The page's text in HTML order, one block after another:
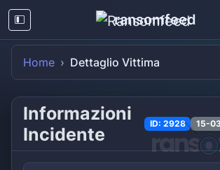
ransomfeed
Home Dettaglio Vittima
Informazioni
Incidente
ID: 2928 15-